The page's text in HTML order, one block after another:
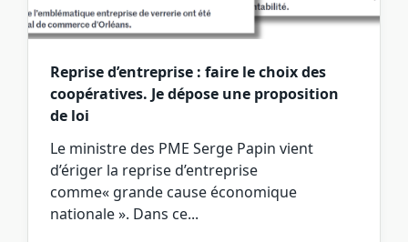
Reprise d’entreprise : faire le choix des
coopératives. Je dépose une proposition
de loi
Le ministre des PME Serge Papin vient
d’ériger la reprise d’entreprise
comme« grande cause économique
nationale ». Dans ce...